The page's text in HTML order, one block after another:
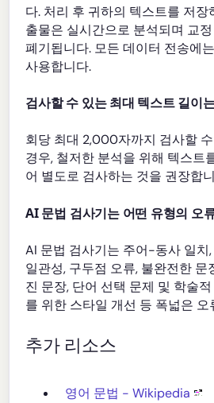
다. 처리 후 귀하의 텍스트를 저장
출물은 실시간으로 분석되며 교
폐기됩니다. 모든 데이터 전송에
사용합니다.
검사할 수 있는 최대 텍스트 길이
회당 최대 2,000자까지 검사할
경우, 철저한 분석을 위해 텍스트
어 별도로 검사하는 것을 권장합
AI 문법 검사기는 어떤 유형의 오
AI 문법 검사기는 주어-동사 일치
일관성, 구두점 오류, 불완전한 문
진 문장, 단어 선택 문제 및 학술
를 위한 스타일 개선 등 폭넓은
추가 리소스
영어 문법 - Wikipedia